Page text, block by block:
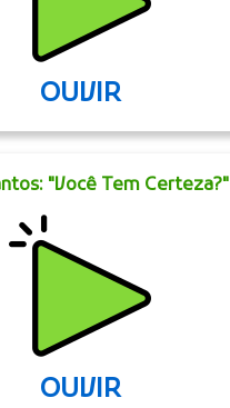
OUVIR
"Você Tem Certeza?"
OUVIR